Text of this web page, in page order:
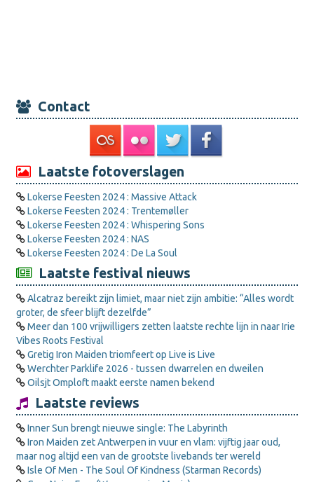
Contact
Laatste fotoverslagen
Lokerse Feesten 2024 : Massive Attack
Lokerse Feesten 2024 : Trentemøller
Lokerse Feesten 2024 : Whispering Sons
Lokerse Feesten 2024 : NAS
Lokerse Feesten 2024 : De La Soul
Laatste festival nieuws
Alcatraz bereikt zijn limiet, maar niet zijn ambitie: “Alles wordt
groter, de sfeer blijft dezelfde”
Meer dan 100 vrijwilligers zetten laatste rechte lijn in naar Irie
Vibes Roots Festival
Gretig Iron Maiden triomfeert op Live is Live
Werchter Parklife 2026 - tussen dwarrelen en dweilen
Oilsjt Omploft maakt eerste namen bekend
Laatste reviews
Inner Sun brengt nieuwe single: The Labyrinth
Iron Maiden zet Antwerpen in vuur en vlam: vijftig jaar oud,
maar nog altijd een van de grootste livebands ter wereld
Isle Of Men - The Soul Of Kindness (Starman Records)